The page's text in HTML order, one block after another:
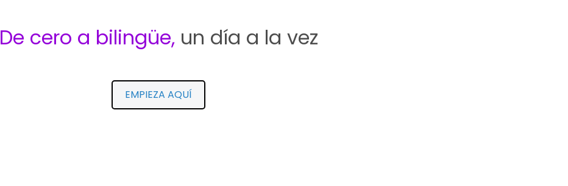
De cero a bilingüe, un día a la vez
EMPIEZA AQUÍ